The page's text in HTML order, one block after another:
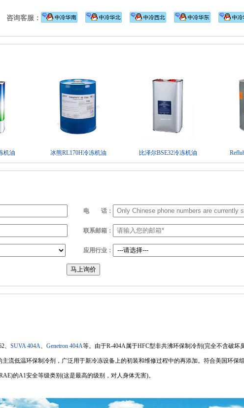
咨询客服：
机油 冰熊RL170H冷冻机油 比泽尔BSE32冷冻机油
电 话：
联系邮箱：
应用行业：
马上询价
、 SUVA 404A、 Genetron 404A等。由于R-404A属于HFC型非共沸环保制冷剂(完全不含破坏
流低温环保制冷剂，广泛用于新冷冻设备上的初装和维修过程中的再添加。符合美国环保
的A1安全等级类别(这是最高的级别，对人身体无害)。